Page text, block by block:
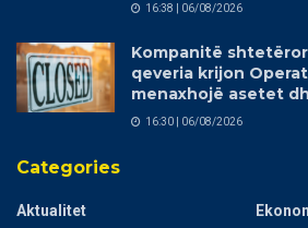
16:38 | 06/08/2026
Kompanitë
qeveria krijon
menaxhojë asetet
16:30 | 06/08/2026
Categories
Aktualitet